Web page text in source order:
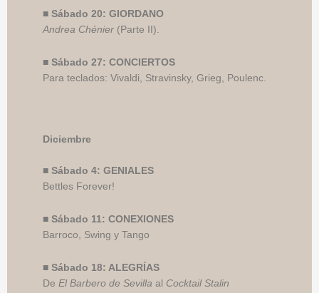
■ Sábado 20: GIORDANO
Andrea Chénier (Parte II).
■ Sábado 27: CONCIERTOS
Para teclados: Vivaldi, Stravinsky, Grieg, Poulenc.
Diciembre
■ Sábado 4: GENIALES
Bettles Forever!
■ Sábado 11: CONEXIONES
Barroco, Swing y Tango
■ Sábado 18: ALEGRÍAS
De El Barbero de Sevilla al Cocktail Stalin